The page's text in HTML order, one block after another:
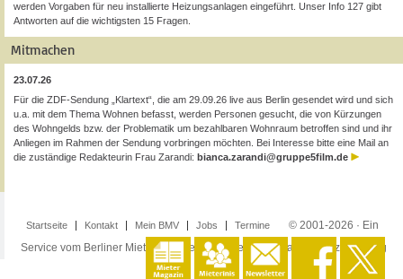
werden Vorgaben für neu installierte Heizungsanlagen eingeführt. Unser Info 127 gibt
Antworten auf die wichtigsten 15 Fragen.
Mitmachen
23.07.26
Für die ZDF-Sendung „Klartext“, die am 29.09.26 live aus Berlin gesendet wird und sich
u.a. mit dem Thema Wohnen befasst, werden Personen gesucht, die von Kürzungen
des Wohngelds bzw. der Problematik um bezahlbaren Wohnraum betroffen sind und ihr
Anliegen im Rahmen der Sendung vorbringen möchten. Bei Interesse bitte eine Mail an
die zuständige Redakteurin Frau Zarandi: bianca.zarandi@gruppe5film.de
Startseite Kontakt Mein BMV Jobs Termine
© 2001-2026 · Ein
Service vom Berliner Mieterverein e.V. ·Impressum·Datenschutzerklärung